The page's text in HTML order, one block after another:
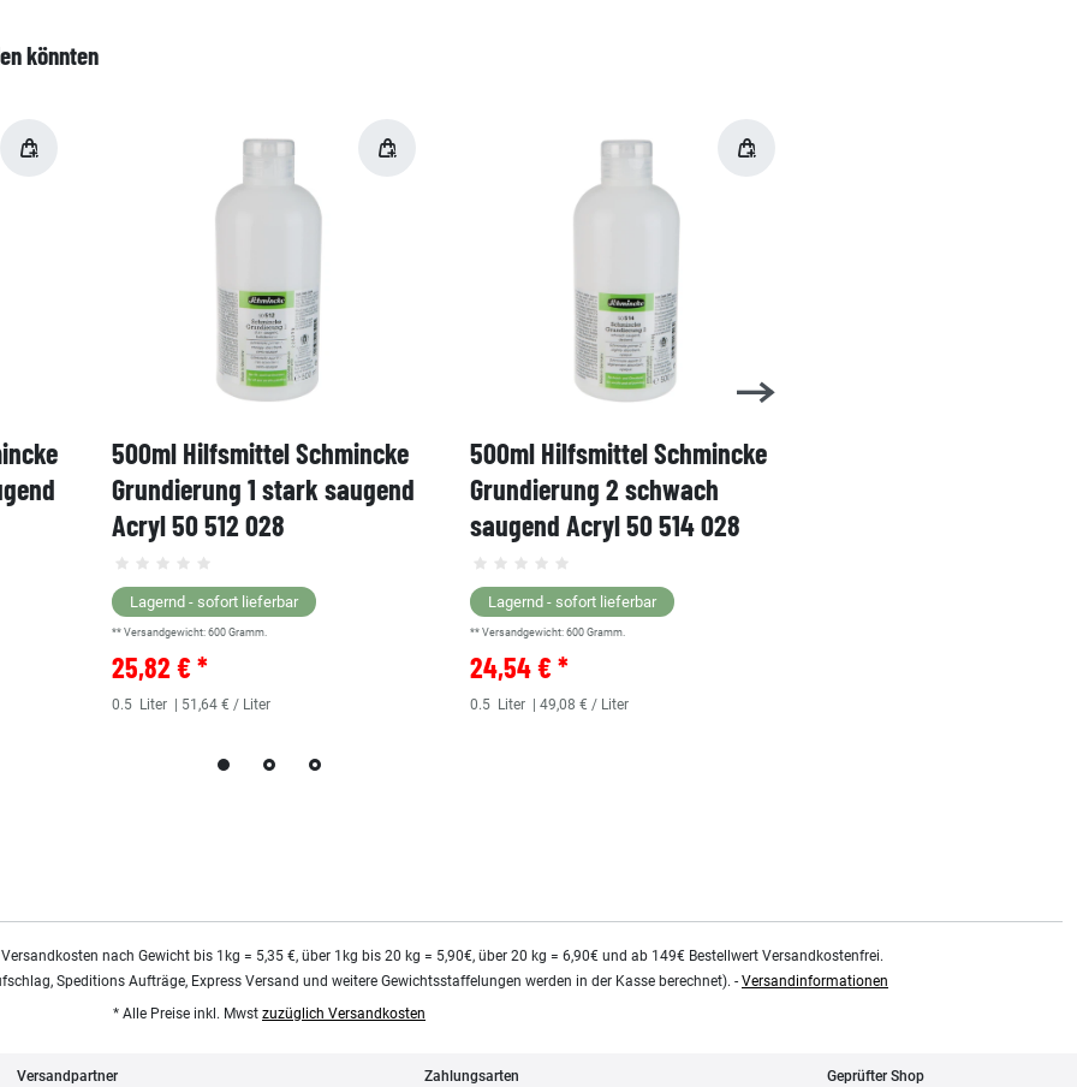
könnten
500ml Hilfsmittel Schmincke
Grundierung 1 stark saugend
Acryl 50 512 028
Lagernd - sofort lieferbar
** Versandgewicht: 600 Gramm.
25,82 € *
0.5 Liter | 51,64 € / Liter
500ml Hilfsmittel Schmincke
Grundierung 2 schwach
saugend Acryl 50 514 028
Lagernd - sofort lieferbar
** Versandgewicht:600 Gramm.
24,54 € *
0.5 Liter | 49,08 € / Liter
nach Gewicht bis 1kg = 5,35 €, über 1kg bis 20 kg = 5,90€, über 20 kg = 6,90€ und ab 149€ Bestellwert Versandkostenfrei.
Speditions Aufträge, Express Versand und weitere Gewichtsstaffelungen werden in der Kasse berechnet). - Versandinformationen
* Alle Preise inkl. Mwst zuzüglich Versandkosten
Versandpartner Zahlungsarten Geprüfter Shop